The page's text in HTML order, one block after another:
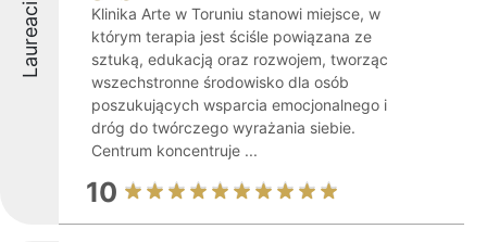
Laureaci
Klinika Arte w Toruniu stanowi miejsce, w
którym terapia jest ściśle powiązana ze
sztuką, edukacją oraz rozwojem, tworząc
wszechstronne środowisko dla osób
poszukujących wsparcia emocjonalnego i
dróg do twórczego wyrażania siebie.
Centrum koncentruje ...
10